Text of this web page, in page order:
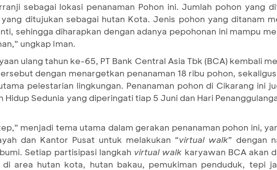
sebagai lokasi penanaman Pohon ini. Jumlah pohon yang
ditujukan sebagai hutan Kota. Jenis pohon yang ditanam
sehingga diharapkan dengan adanya pepohonan ini mampu
ungkap Iman.
ulang tahun ke-65, PT Bank Central Asia Tbk (BCA) kembali
dengan menargetkan penanaman 18 ribu pohon,
pelestarian lingkungan. Penanaman pohon di Cikarang ini
Hidup Sedunia yang diperingati tiap 5 Juni dan Hari
menjadi tema utama dalam gerakan penanaman pohon ini,
dan Kantor Pusat untuk melakukan “virtual walk” dengan
Setiap partisipasi langkah virtual walk karyawan BCA akan
di area hutan kota, hutan bakau, pemukiman penduduk, tepi